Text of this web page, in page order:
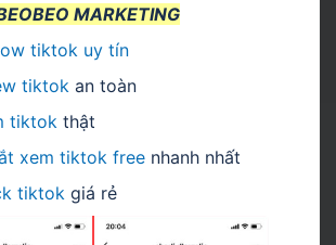
MARKETING
tiktok uy tín
tiktok an toàn
tiktok thật
xem tiktok free nhanh nhất
tiktok giá rẻ